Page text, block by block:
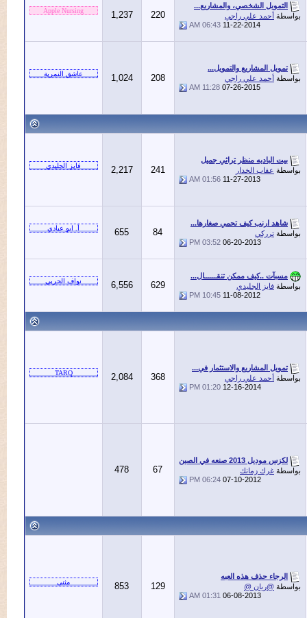
الشخصي، والمشاريع...
أحمد علي راجي
11-22-2014
06:43 AM
1,237
المشاريع والتمويل...
أحمد علي راجي
07-26-2015
11:28 AM
1,024
الباديه منظر تراثي جميل
عقاب الخدار
11-27-2013
01:56 AM
2,217
ارنب كيف تحمي صغارها...
ترركي
06-20-2013
03:52 PM
655
..كيف ممكن تنقــــــال...
فايز الجليدي
11-08-2012
10:45 PM
6,556
المشاريع والاستثمار في...
أحمد علي راجي
12-16-2014
01:20 PM
2,084
موديل 2013 صنعه في الصين
غرك زمانك
07-10-2012
06:24 PM
478
حذف هذه العبه
@ريان @
06-08-2013
01:31 AM
853